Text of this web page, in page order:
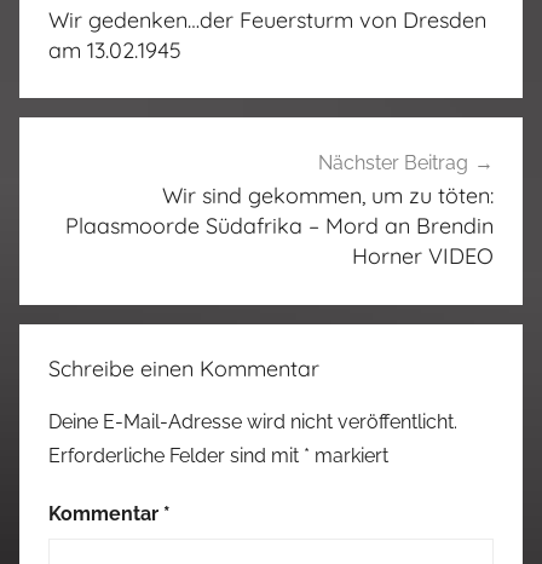
Wir gedenken…der Feuersturm von Dresden
am 13.02.1945
Nächster Beitrag
Wir sind gekommen, um zu töten:
Plaasmoorde Südafrika – Mord an Brendin
Horner VIDEO
Schreibe einen Kommentar
Deine E-Mail-Adresse wird nicht veröffentlicht.
Erforderliche Felder sind mit * markiert
Kommentar *